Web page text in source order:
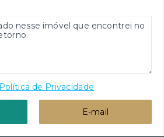
Política de Privacidade
E-mail